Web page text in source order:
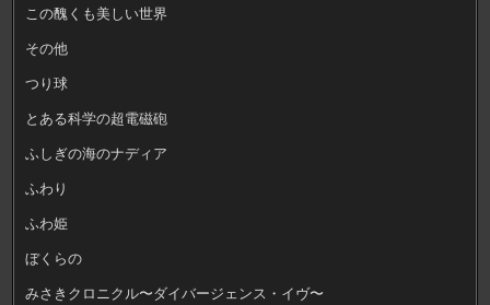
この醜くも美しい世界
その他
つり球
とある科学の超電磁砲
ふしぎの海のナディア
ふわり
ふわ姫
ぼくらの
みさきクロニクル〜ダイバージェンス・イヴ〜